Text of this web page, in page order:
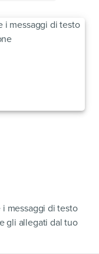
messaggi di testo
gli allegati dal tuo